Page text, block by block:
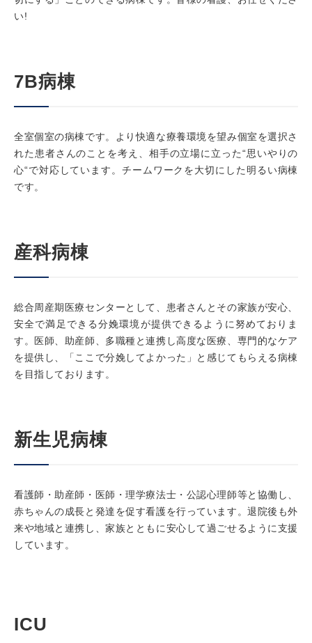
い!
7B病棟
全室個室の病棟です。より快適な療養環境を望み個室を選択さ
れた患者さんのことを考え、相手の立場に立った“思いやりの
心“で対応しています。チームワークを大切にした明るい病棟
です。
産科病棟
総合周産期医療センターとして、患者さんとその家族が安心、
安全で満足できる分娩環境が提供できるように努めておりま
す。医師、助産師、多職種と連携し高度な医療、専門的なケア
を提供し、「ここで分娩してよかった」と感じてもらえる病棟
を目指しております。
新生児病棟
看護師・助産師・医師・理学療法士・公認心理師等と協働し、
赤ちゃんの成長と発達を促す看護を行っています。退院後も外
来や地域と連携し、家族とともに安心して過ごせるように支援
しています。
ICU